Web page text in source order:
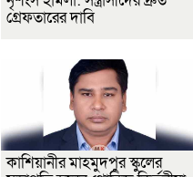
গ্রেফতারের দাবি
কাশিয়ানীর মাহমুদপুর স্কুলের